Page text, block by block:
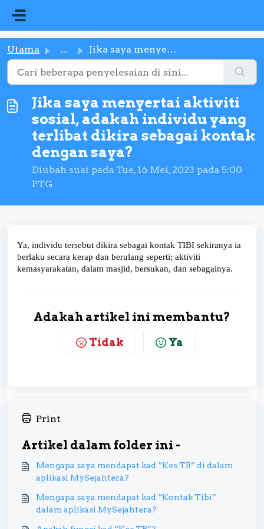
Utama ... Jika saya menyertai aktiviti sosial, adakah individu yang...
Jika saya menyertai aktiviti
sosial, adakah individu yang
terlibat dikira sebagai kontak
dengan saya?
Diubah suai pada Tue, 16 Mei, 2023 pada 5:00
PTG
Ya, individu tersebut dikira sebagai kontak TIBI sekiranya ia
berlaku secara kerap dan berulang seperti; aktiviti
kemasyarakatan, dalam masjid, bersukan, dan sebagainya.
Adakah artikel ini membantu?
Tidak Ya
Print
Artikel dalam folder ini -
Mengapa saya mendapat kad “Kes TB” di dalam
aplikasi MySejahtera?
Mengapa saya mendapat kad “Kontak Tibi”
dalam aplikasi MySejahtera?